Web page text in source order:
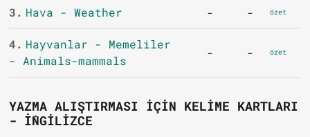
3. Hava - Weather - - özet
4. Hayvanlar - Memeliler
- Animals-mammals
- - özet
YAZMA ALIŞTIRMASI IÇIN KELIME KARTLARI
- İNGILIZCE